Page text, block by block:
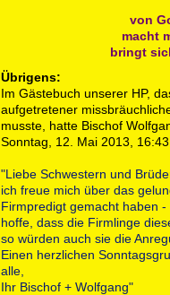
von
macht
bringt
Übrigens:
Im Gästebuch unserer HP,
aufgetretener
musste, hatte Bischof
Sonntag, 12. Mai 2013,
"Liebe Schwestern und
ich freue mich über das
Firmpredigt gemacht haben
hoffe, dass die Firmlinge
so würden auch sie die
Einen herzlichen
alle,
Ihr Bischof + Wolfgang"